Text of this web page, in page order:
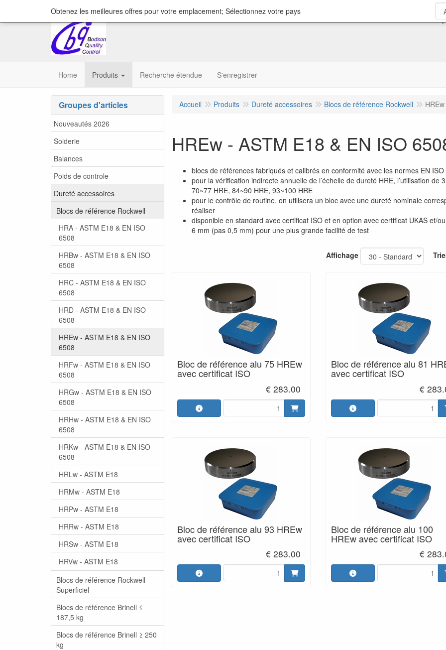
Home Produits Recherche étendue S'enregistrer
Groupes d'articles
Nouveautés 2026
Solderie
Balances
Poids de controle
Dureté accessoires
Blocs de référence Rockwell
HRA - ASTM E18 & EN ISO
6508
HRBw - ASTM E18 & EN ISO
6508
HRC - ASTM E18 & EN ISO
6508
HRD - ASTM E18 & EN ISO
6508
HREw - ASTM E18 & EN ISO
6508
HRFw - ASTM E18 & EN ISO
6508
HRGw - ASTM E18 & EN ISO
6508
HRHw - ASTM E18 & EN ISO
6508
HRKw - ASTM E18 & EN ISO
6508
HRLw - ASTM E18
HRMw - ASTM E18
HRPw - ASTM E18
HRRw - ASTM E18
HRSw - ASTM E18
HRVw - ASTM E18
Blocs de référence Rockwell
Superficiel
Blocs de référence Brinell ≤
187,5 kg
Blocs de référence Brinell ≥ 250
kg
Accueil Produits Dureté accessoires Blocs de référence Rockwell
HREw - ASTM E18 & EN ISO
blocs de références fabriqués et calibrés en conformité avec les normes EN
pour la vérification indirecte annuelle de l’échelle de dureté HRE, l’utilisation
70~77 HRE, 84~90 HRE, 93~100 HRE
pour le contrôle de routine, on utilisera un bloc avec une dureté nominale
réaliser
disponible en standard avec certificat ISO et en option avec certificat UKAS et/
6 mm (pas 0,5 mm) pour une plus grande facilité de test
Affichage
Bloc de référence alu 75 HREw
avec certificat ISO
€ 283.00
Bloc de référence alu 81
avec certificat ISO
€
Bloc de référence alu 93 HREw
avec certificat ISO
€ 283.00
Bloc de référence alu 100
HREw avec certificat ISO
€
Obtenez les meilleures offres pour votre emplacement; Sélectionnez votre pays